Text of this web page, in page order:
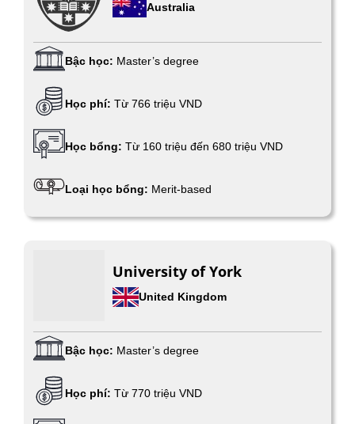
Australia
Bậc học: Master’s degree
Học phí: Từ 766 triệu VND
Học bổng: Từ 160 triệu đến 680 triệu VND
Loại học bổng: Merit-based
University of York
United Kingdom
Bậc học: Master’s degree
Học phí: Từ 770 triệu VND